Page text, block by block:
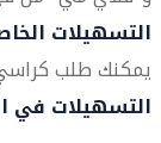
التسهيلات
يمكنك طلب
التسهيلات في